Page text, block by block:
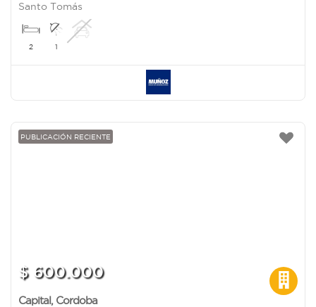
Santo Tomás
2 1
PUBLICACIÓN RECIENTE
$ 600.000
Capital, Cordoba